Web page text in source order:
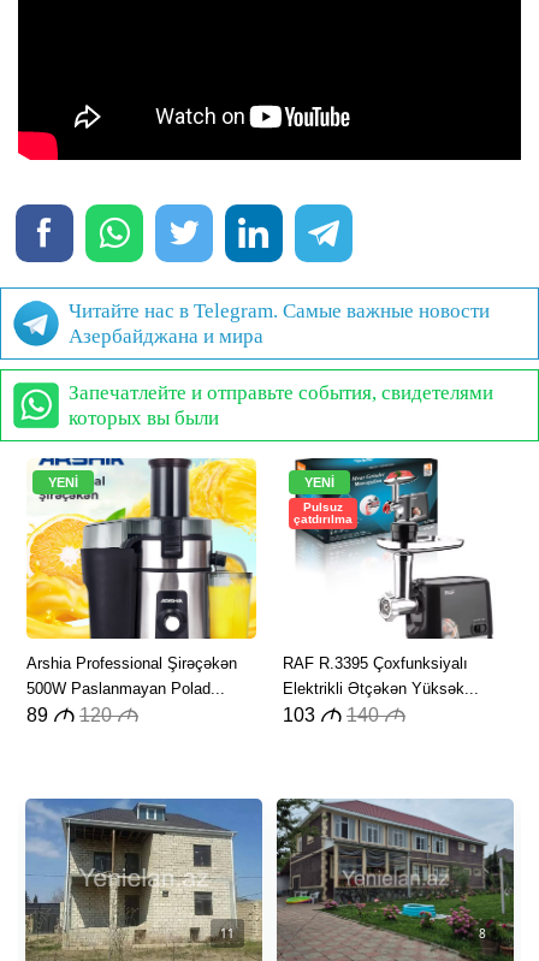
Читайте нас в Telegram. Самые важные новости
Азербайджана и мира
Запечатлейте и отправьте события, свидетелями
которых вы были